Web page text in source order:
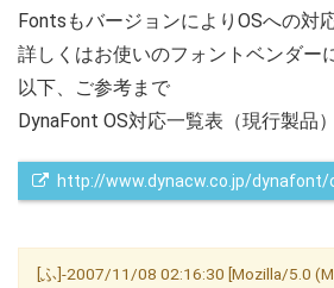
FontsもバージョンによりOSへの対
詳しくはお使いのフォントベンダー
以下、ご参考まで
DynaFont OS対応一覧表（現行製品）
http://www.dynacw.co.jp/dynafont/
[ふ]-2007/11/08 02:16:30 [Mozilla/5.0